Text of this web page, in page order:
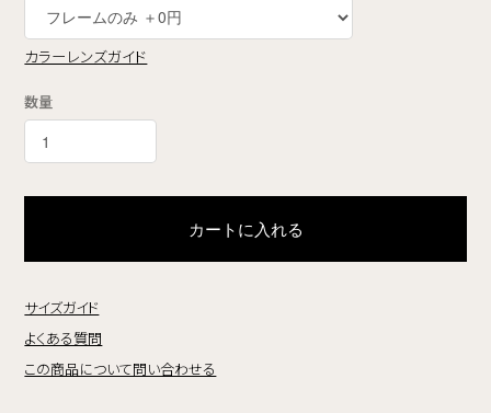
カラーレンズガイド
数量
カートに入れる
サイズガイド
よくある質問
この商品について問い合わせる